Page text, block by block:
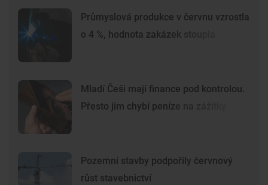
Průmyslová produkce v červnu vzrostla
o 4 %, hodnota zakázek stoupla
Mladí Češi mají finance pod kontrolou.
Přesto jim chybí peníze na zážitky
Pozemní stavby podpořily červnový
růst stavebnictví